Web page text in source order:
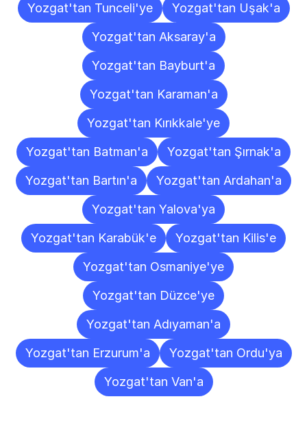
Yozgat'tan Tunceli'ye
Yozgat'tan Uşak'a
Yozgat'tan Aksaray'a
Yozgat'tan Bayburt'a
Yozgat'tan Karaman'a
Yozgat'tan Kırıkkale'ye
Yozgat'tan Batman'a
Yozgat'tan Şırnak'a
Yozgat'tan Bartın'a
Yozgat'tan Ardahan'a
Yozgat'tan Yalova'ya
Yozgat'tan Karabük'e
Yozgat'tan Kilis'e
Yozgat'tan Osmaniye'ye
Yozgat'tan Düzce'ye
Yozgat'tan Adıyaman'a
Yozgat'tan Erzurum'a
Yozgat'tan Ordu'ya
Yozgat'tan Van'a